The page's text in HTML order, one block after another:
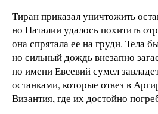
Тиран приказал уничтожить
но Наталии удалось похитить
она спрятала ее на груди. Тела
но сильный дождь внезапно
по имени Евсевий сумел
останками, которые отвез в
Византия, где их достойно